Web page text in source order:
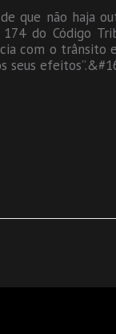
que não haja
do Código
com o trânsito
seus